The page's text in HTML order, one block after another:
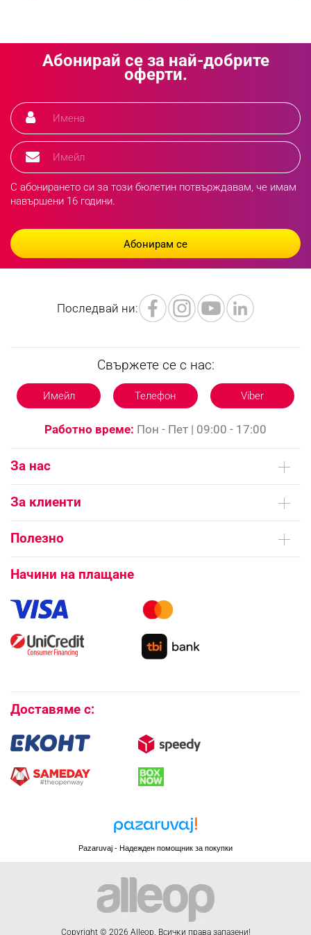
Абонирай се за най-добрите
оферти.
С абонирането си за този бюлетин потвърждавам, че имам
навършени 16 години.
Последвай ни:
Свържете се с нас:
Имейл Телефон Viber
Работно време: Пон - Пет | 09:00 - 17:00
За нас
Сервизни центрове
За клиенти
Платформа за ОРС
Монтаж на климатици
Условия за връщане
Полезно
Как да използвам промокод?
Как да се абонирам за имейл бюлетина?
Начини на плащане
Доставяме с:
Pazaruvaj - Надежден помощник за покупки
Copyright © 2026 Alleop. Bcичĸи пpaвa зaпaзeни!